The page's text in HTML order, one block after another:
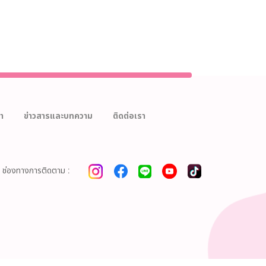
ข่าวสารและบทความ ติดต่อเรา
ช่องทางการติดตาม :